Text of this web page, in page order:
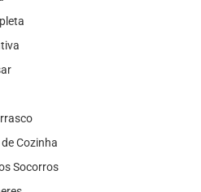
Cozinha
Socorros